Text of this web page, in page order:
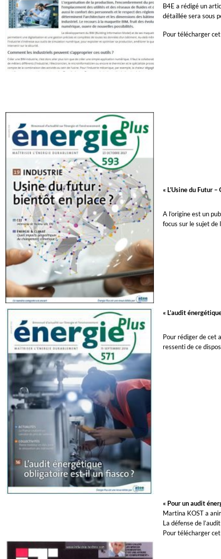
B4E a rédigé un
détaillée sera sous
Pour télécharger
« L’Usine du Futur
A l’origine est un
focus sur le sujet
« L’audit
Pour rédiger de cet
ressenti de ce
« Pour un audit
Martina KOST a
La défense de
Pour télécharger